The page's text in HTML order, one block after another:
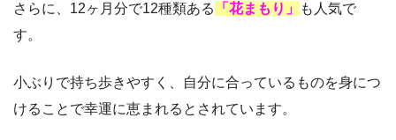
さらに、12ヶ月分で12種類ある 「花まもり」
も人気で
す。
小ぶりで持ち歩きやすく、自分に合っているものを身につ
けることで幸運に恵まれるとされています。